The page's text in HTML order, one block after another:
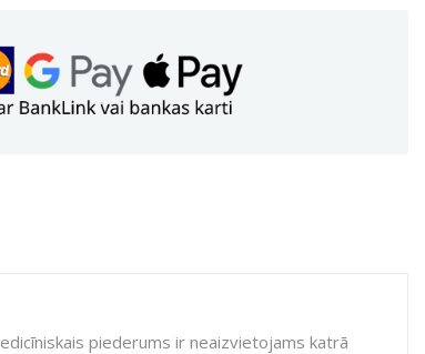
piederums ir neaizvietojams katrā